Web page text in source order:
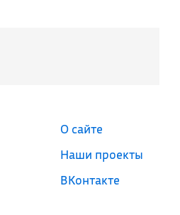
О сайте
Наши проекты
ВКонтакте